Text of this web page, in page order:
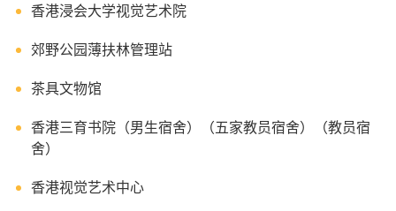
香港浸会大学视觉艺术院
郊野公园薄扶林管理站
茶具文物馆
香港三育书院（男生宿舍）（五家教员宿舍）（教员宿
舍）
香港视觉艺术中心